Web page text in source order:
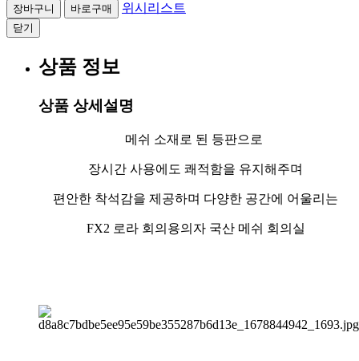
위시리스트
닫기
상품 정보
상품 상세설명
메쉬 소재로 된 등판으로
장시간 사용에도 쾌적함을 유지해주며
편안한 착석감을 제공하며 다양한 공간에 어울리는
FX2 로라 회의용의자 국산 메쉬 회의실